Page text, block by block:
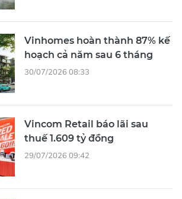
Vinhomes hoàn thành 87% kế
hoạch cả năm sau 6 tháng
30/07/2026 08:33
Vincom Retail báo lãi sau
thuế 1.609 tỷ đồng
29/07/2026 09:42